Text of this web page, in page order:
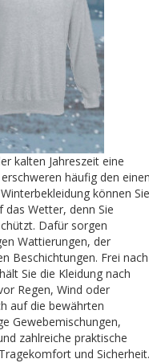
kalten Jahreszeit eine
häufig den
können Sie
das Wetter, denn Sie
Dafür sorgen
Wattierungen, der
Beschichtungen. Frei nach
Sie die Kleidung nach
Regen, Wind oder
auf die bewährten
Gewebemischungen,
zahlreiche praktische
und Sicherheit.